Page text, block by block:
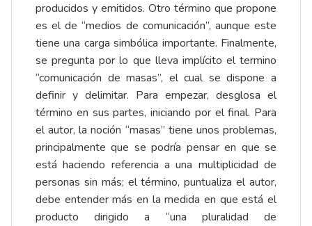
producidos y emitidos. Otro término que propone
es el de “medios de comunicación”, aunque este
tiene una carga simbólica importante. Finalmente,
se pregunta por lo que lleva implícito el termino
“comunicación de masas”, el cual se dispone a
definir y delimitar. Para empezar, desglosa el
término en sus partes, iniciando por el final. Para
el autor, la noción “masas” tiene unos problemas,
principalmente que se podría pensar en que se
está haciendo referencia a una multiplicidad de
personas sin más; el término, puntualiza el autor,
debe entender más en la medida en que está el
producto dirigido a “una pluralidad de